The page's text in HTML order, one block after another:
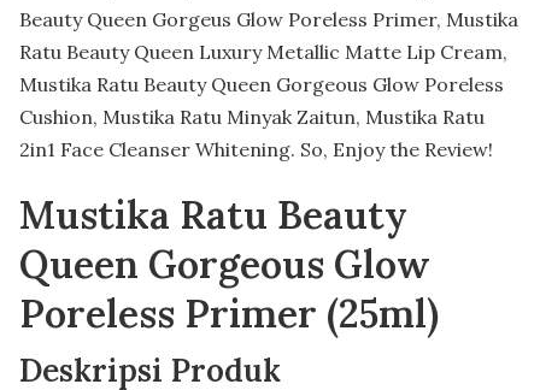
Beauty Queen Gorgeus Glow Poreless Primer, Mustika
Ratu Beauty Queen Luxury Metallic Matte Lip Cream,
Mustika Ratu Beauty Queen Gorgeous Glow Poreless
Cushion, Mustika Ratu Minyak Zaitun, Mustika Ratu
2in1 Face Cleanser Whitening. So, Enjoy the Review!
Mustika Ratu Beauty
Queen Gorgeous Glow
Poreless Primer (25ml)
Deskripsi Produk